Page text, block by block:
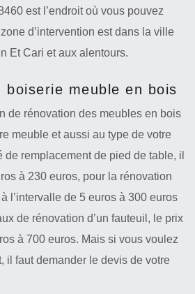
est l’endroit où vous pouvez
d’intervention est dans la ville
Et Cari et aux alentours.
boiserie meuble en bois
de rénovation des meubles en bois
meuble et aussi au type de votre
de remplacement de pied de table, il
à 230 euros, pour la rénovation
l’intervalle de 5 euros à 300 euros
de rénovation d’un fauteuil, le prix
à 700 euros. Mais si vous voulez
il faut demander le devis de votre